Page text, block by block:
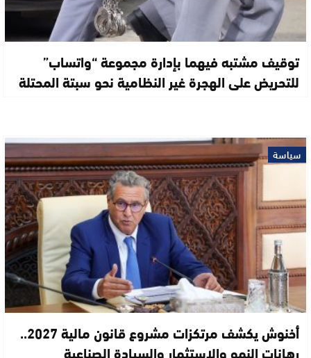
توقيف مشتبه فيهما بإدارة مجموعة “واتساب”
للتحريض على الهجرة غير النظامية نحو سبتة المحتلة
سياسة
أخنوش يكشف مرتكزات مشروع قانون مالية 2027..
رهانات النمو والاستثمار والسيادة الصناعية